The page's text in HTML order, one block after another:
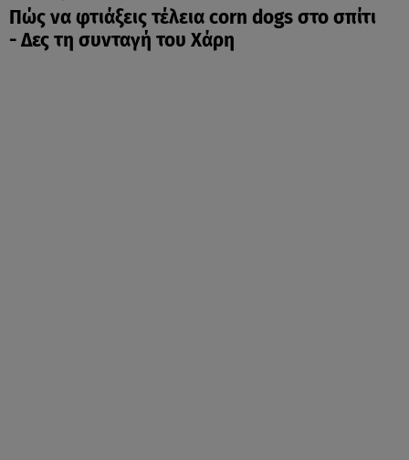
Πώς να φτιάξεις τέλεια corn dogs στο σπίτι
- Δες τη συνταγή του Χάρη